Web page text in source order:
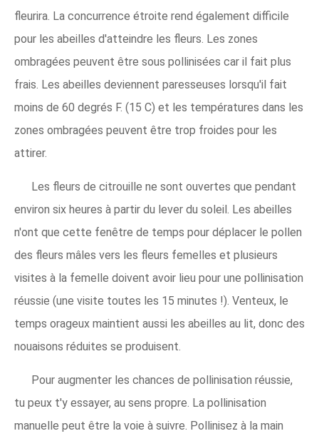
fleurira. La concurrence étroite rend également difficile
pour les abeilles d'atteindre les fleurs. Les zones
ombragées peuvent être sous pollinisées car il fait plus
frais. Les abeilles deviennent paresseuses lorsqu'il fait
moins de 60 degrés F. (15 C) et les températures dans les
zones ombragées peuvent être trop froides pour les
attirer.
Les fleurs de citrouille ne sont ouvertes que pendant
environ six heures à partir du lever du soleil. Les abeilles
n'ont que cette fenêtre de temps pour déplacer le pollen
des fleurs mâles vers les fleurs femelles et plusieurs
visites à la femelle doivent avoir lieu pour une pollinisation
réussie (une visite toutes les 15 minutes !). Venteux, le
temps orageux maintient aussi les abeilles au lit, donc des
nouaisons réduites se produisent.
Pour augmenter les chances de pollinisation réussie,
tu peux t'y essayer, au sens propre. La pollinisation
manuelle peut être la voie à suivre. Pollinisez à la main